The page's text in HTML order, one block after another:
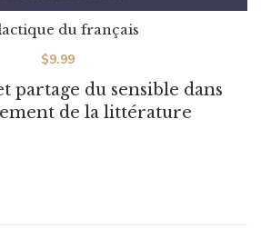
partage du sensible dans
de la littérature
du français
$9.99